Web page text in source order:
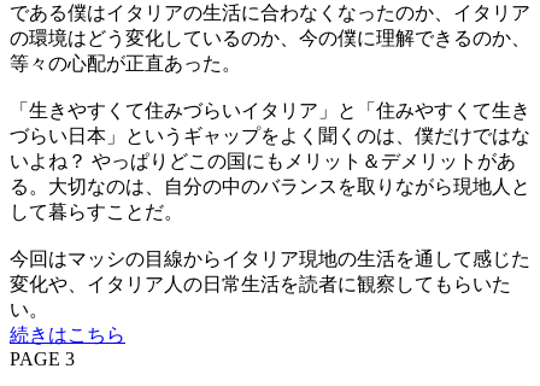
である僕はイタリアの生活に合わなくなったのか、イタリア
の環境はどう変化しているのか、今の僕に理解できるのか、
等々の心配が正直あった。
「生きやすくて住みづらいイタリア」と「住みやすくて生き
づらい日本」というギャップをよく聞くのは、僕だけではな
いよね？ やっぱりどこの国にもメリット＆デメリットがあ
る。大切なのは、自分の中のバランスを取りながら現地人と
して暮らすことだ。
今回はマッシの目線からイタリア現地の生活を通して感じた
変化や、イタリア人の日常生活を読者に観察してもらいた
い。
続きはこちら
PAGE 3